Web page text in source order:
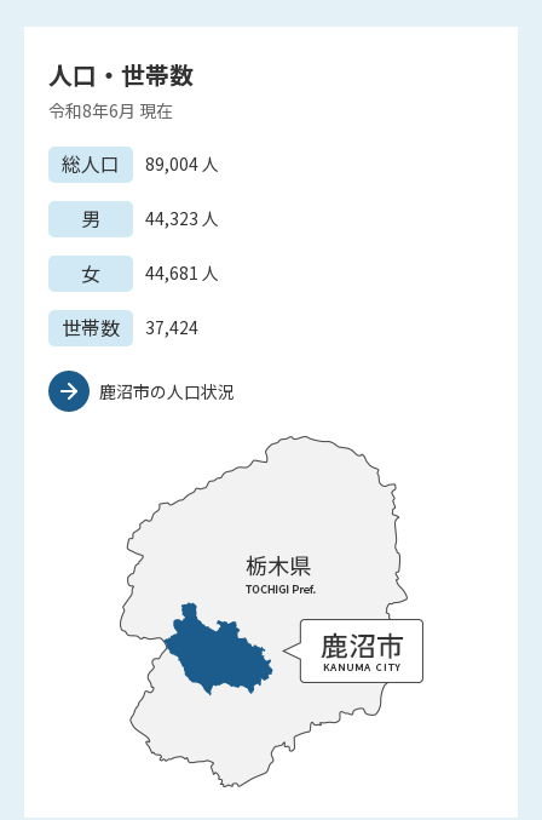
人口・世帯数
令和8年6月 現在
総人口 89,004 人
男 44,323 人
女 44,681 人
世帯数 37,424
鹿沼市の人口状況